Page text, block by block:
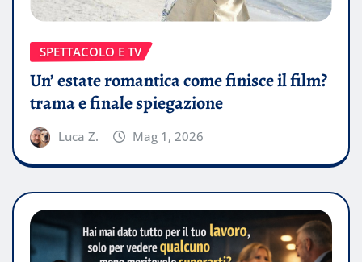
SPETTACOLO E TV
Un’ estate romantica come finisce il film?
trama e finale spiegazione
Luca Z. Mag 1, 2026